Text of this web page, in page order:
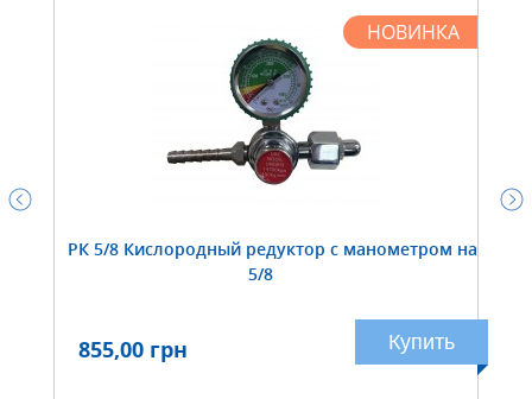
НОВИНКА
РК 5/8 Кислородный редуктор с манометром на
5/8
855,00 грн Купить